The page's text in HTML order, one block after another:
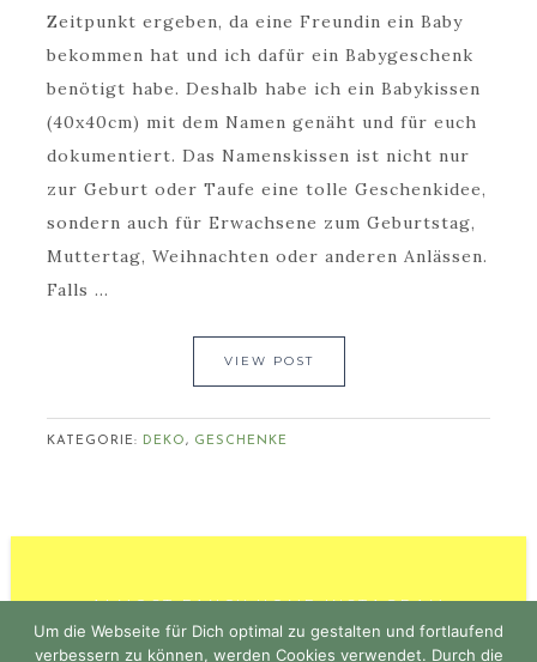
Zeitpunkt ergeben, da eine Freundin ein Baby
bekommen hat und ich dafür ein Babygeschenk
benötigt habe. Deshalb habe ich ein Babykissen
(40x40cm) mit dem Namen genäht und für euch
dokumentiert. Das Namenskissen ist nicht nur
zur Geburt oder Taufe eine tolle Geschenkidee,
sondern auch für Erwachsene zum Geburtstag,
Muttertag, Weihnachten oder anderen Anlässen.
Falls ...
VIEW POST
KATEGORIE: DEKO, GESCHENKE
ALMOST FANCY HOME INSTAGRAM
Um die Webseite für Dich optimal zu gestalten und fortlaufend
verbessern zu können, werden Cookies verwendet. Durch die